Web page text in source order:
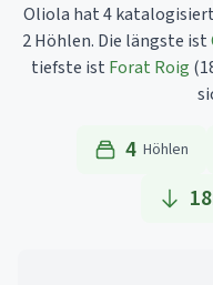
Oliola hat 4
2 Höhlen. Die längste ist
tiefste ist Forat Roig
4 Höhlen
18